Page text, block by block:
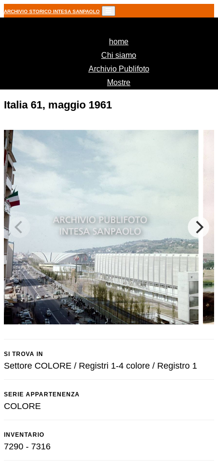
ARCHIVIO STORICO INTESA SANPAOLO
home(current)
Chi siamo
Archivio Publifoto
Mostre
Italia 61, maggio 1961
SI TROVA IN
Settore COLORE / Registri 1-4 colore / Registro 1
SERIE APPARTENENZA
COLORE
INVENTARIO
7290 - 7316